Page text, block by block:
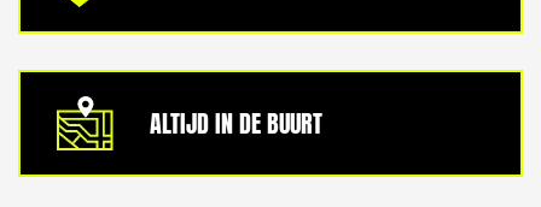
ALTIJD IN DE BUURT